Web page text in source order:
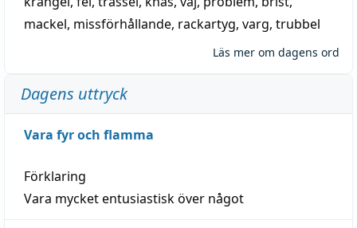
mackel, missförhållande, rackartyg, varg, trubbel
Läs mer om dagens ord
Dagens uttryck
Vara fyr och flamma
Förklaring
Vara mycket entusiastisk över något